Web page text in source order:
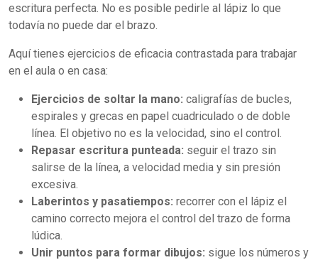
escritura perfecta. No es posible pedirle al lápiz lo que
todavía no puede dar el brazo.
Aquí tienes ejercicios de eficacia contrastada para trabajar
en el aula o en casa:
Ejercicios de soltar la mano: caligrafías de bucles,
espirales y grecas en papel cuadriculado o de doble
línea. El objetivo no es la velocidad, sino el control.
Repasar escritura punteada: seguir el trazo sin
salirse de la línea, a velocidad media y sin presión
excesiva.
Laberintos y pasatiempos: recorrer con el lápiz el
camino correcto mejora el control del trazo de forma
lúdica.
Unir puntos para formar dibujos: sigue los números y